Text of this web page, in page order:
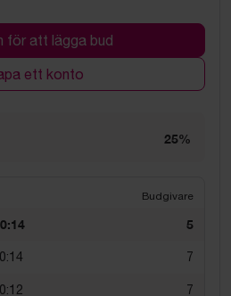
för att lägga bud
ett konto
25%
Budgivare
5
7
7